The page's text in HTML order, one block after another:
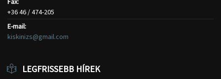
+36 46 / 474-205
E-mail:
kiskinizs@gmail.com
LEGFRISSEBB HÍREK